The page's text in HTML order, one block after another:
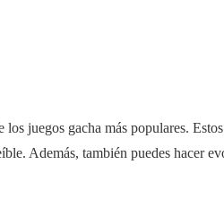
juegos gacha más populares.
Además, también puedes hacer